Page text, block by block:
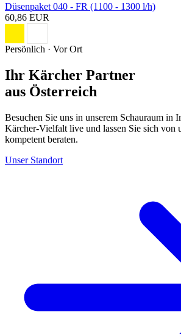
Düsenpaket 040 - FR (1100 - 1300 l/h)
60,86 EUR
Persönlich · Vor Ort
Ihr Kärcher Partner
aus Österreich
Besuchen Sie uns in unserem Schauraum in
Kärcher-Vielfalt live und lassen Sie sich von
kompetent beraten.
Unser Standort